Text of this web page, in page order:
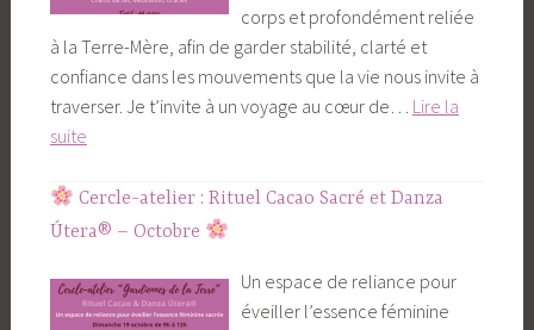
corps et profondément reliée
à la Terre-Mère, afin de garder stabilité, clarté et
confiance dans les mouvements que la vie nous invite à
traverser. Je t’invite à un voyage au cœur de… Lire la
suite
atelier
:
Cacao
Sacré
Cercle-atelier : Rituel Cacao Sacré et Danza
Útera® – Octobre
Un espace de reliance pour
éveiller l’essence féminine